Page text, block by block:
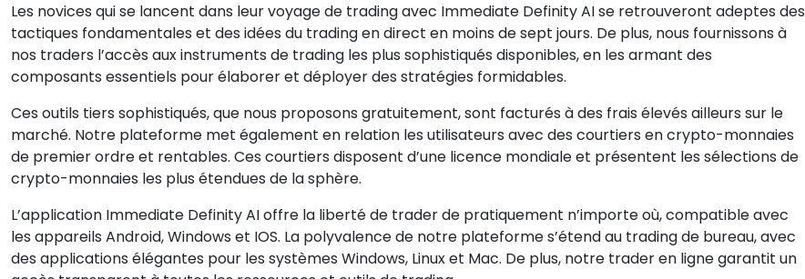
Les novices qui se lancent dans leur voyage de trading avec Immediate Definity AI se retrouveront adeptes des
tactiques fondamentales et des idées du trading en direct en moins de sept jours. De plus, nous fournissons à
nos traders l’accès aux instruments de trading les plus sophistiqués disponibles, en les armant des
composants essentiels pour élaborer et déployer des stratégies formidables.
Ces outils tiers sophistiqués, que nous proposons gratuitement, sont facturés à des frais élevés ailleurs sur le
marché. Notre plateforme met également en relation les utilisateurs avec des courtiers en crypto-monnaies
de premier ordre et rentables. Ces courtiers disposent d’une licence mondiale et présentent les sélections de
crypto-monnaies les plus étendues de la sphère.
L’application Immediate Definity AI offre la liberté de trader de pratiquement n’importe où, compatible avec
les appareils Android, Windows et IOS. La polyvalence de notre plateforme s’étend au trading de bureau, avec
des applications élégantes pour les systèmes Windows, Linux et Mac. De plus, notre trader en ligne garantit un